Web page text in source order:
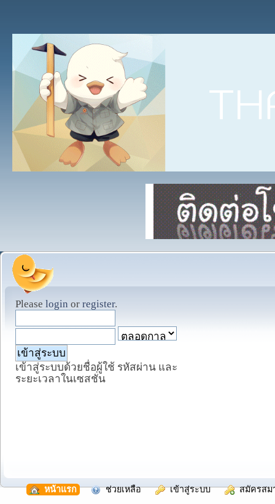
Please login or register.
เข้าสู่ระบบด้วยชื่อผู้ใช้ รหัสผ่าน และ
ระยะเวลาในเซสชั่น
หน้าแรก ช่วยเหลือ เข้าสู่ระบบ สมัครสม